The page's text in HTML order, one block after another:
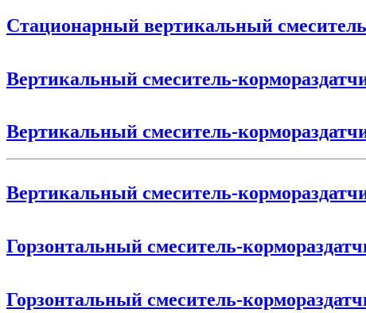
Стационарный вертикальный
Вертикальный смеситель-
Вертикальный смеситель-
Вертикальный смеситель-
Горзонтальный смеситель-
Горзонтальный смеситель-